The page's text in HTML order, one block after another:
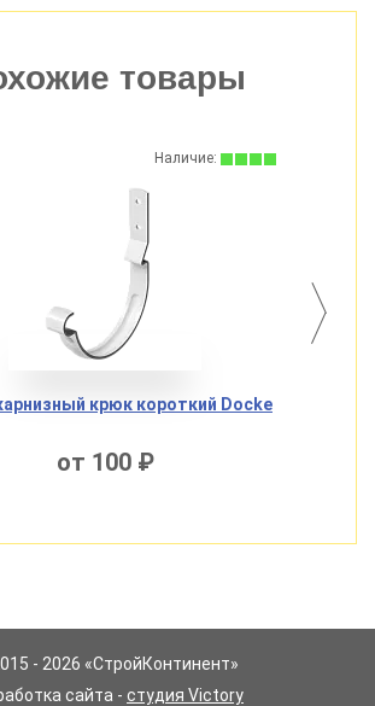
товары
Наличие:
крюк короткий Docke
от 100 ₽
- 2026 «СтройКонтинент»
сайта - студия Victory